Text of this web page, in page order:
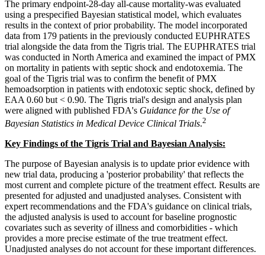
The primary endpoint-28-day all-cause mortality-was evaluated
using a prespecified Bayesian statistical model, which evaluates
results in the context of prior probability. The model incorporated
data from 179 patients in the previously conducted EUPHRATES
trial alongside the data from the Tigris trial. The EUPHRATES trial
was conducted in North America and examined the impact of PMX
on mortality in patients with septic shock and endotoxemia. The
goal of the Tigris trial was to confirm the benefit of PMX
hemoadsorption in patients with endotoxic septic shock, defined by
EAA 0.60 but < 0.90. The Tigris trial's design and analysis plan
were aligned with published FDA's Guidance for the Use of
Bayesian Statistics in Medical Device Clinical Trials.2
Key Findings of the Tigris Trial and Bayesian Analysis:
The purpose of Bayesian analysis is to update prior evidence with
new trial data, producing a 'posterior probability' that reflects the
most current and complete picture of the treatment effect. Results are
presented for adjusted and unadjusted analyses. Consistent with
expert recommendations and the FDA's guidance on clinical trials,
the adjusted analysis is used to account for baseline prognostic
covariates such as severity of illness and comorbidities - which
provides a more precise estimate of the true treatment effect.
Unadjusted analyses do not account for these important differences.